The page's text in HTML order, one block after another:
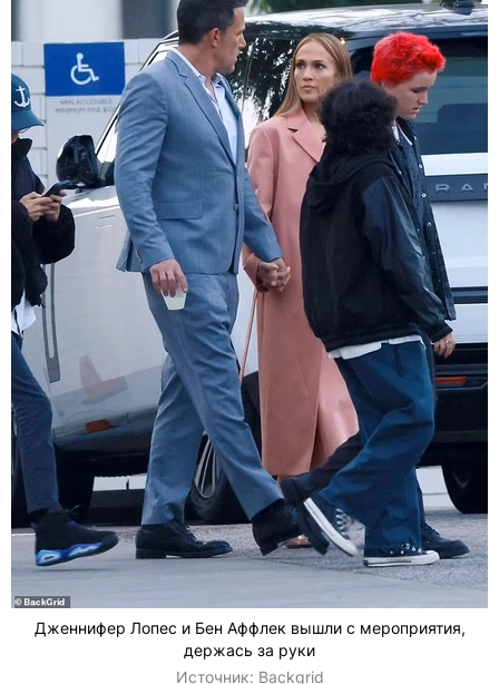
Дженнифер Лопес и Бен Аффлек вышли с мероприятия,
держась за руки
Источник: Backgrid